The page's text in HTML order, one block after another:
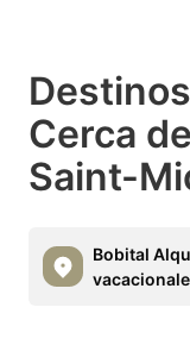
Cerca
Saint-
Bobital